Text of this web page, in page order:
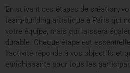
En suivant ces étapes de création,
team-building artistique à Paris qui
votre équipe, mais qui laissera
durable. Chaque étape est
l’activité réponde à vos objectifs et
enrichissante pour tous les